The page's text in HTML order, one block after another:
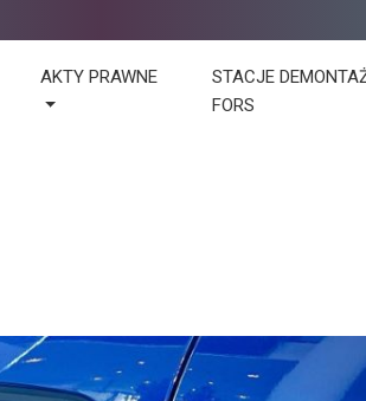
AKTY PRAWNE
STACJE
FORS